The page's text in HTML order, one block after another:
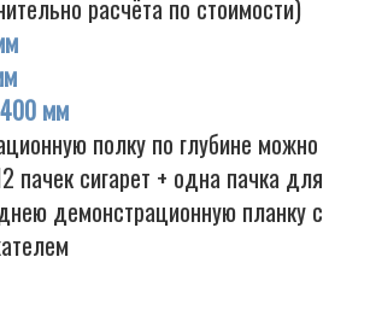
расчёта по стоимости)
400 мм
полку по глубине можно
пачек сигарет + одна пачка для
демонстрационную планку с